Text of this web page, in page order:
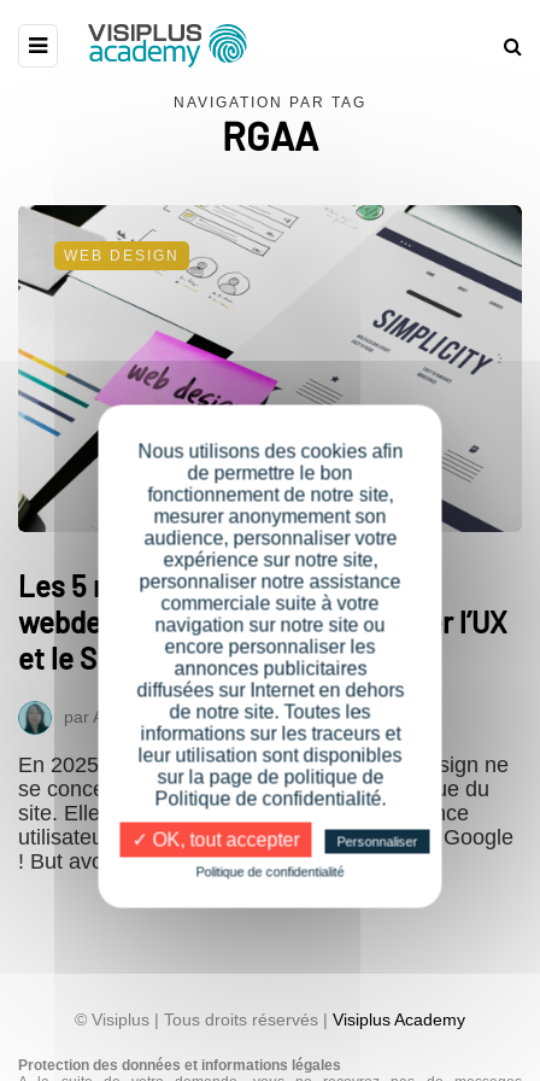
NAVIGATION PAR TAG
RGAA
WEB DESIGN
Les 5 meilleures pratiques du
webdesign en 2025 pour améliorer l’UX
et le SEO de votre site
parAudrey 24 juin 2025
En 2025, les meilleures pratiques du webdesign ne
se concentrent pas seulement sur l’esthétique du
site. Elles visent plutôt à améliorer l’expérience
utilisateur (UX) et à renforcer la visibilité sur Google
! But avoué :…
© Visiplus | Tous droits réservés | Visiplus Academy
Protection des données et informations légales
Nous utilisons des cookies afin
de permettre le bon
fonctionnement de notre site,
mesurer anonymement son
audience, personnaliser votre
expérience sur notre site,
personnaliser notre assistance
commerciale suite à votre
navigation sur notre site ou
encore personnaliser les
annonces publicitaires
diffusées sur Internet en dehors
de notre site. Toutes les
informations sur les traceurs et
leur utilisation sont disponibles
sur la page de politique de
Politique de confidentialité.
✓ OK, tout accepter
Personnaliser
Politique de confidentialité